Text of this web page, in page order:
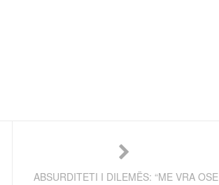
ABSURDITETI I DILEMËS: “ME VRA OSE